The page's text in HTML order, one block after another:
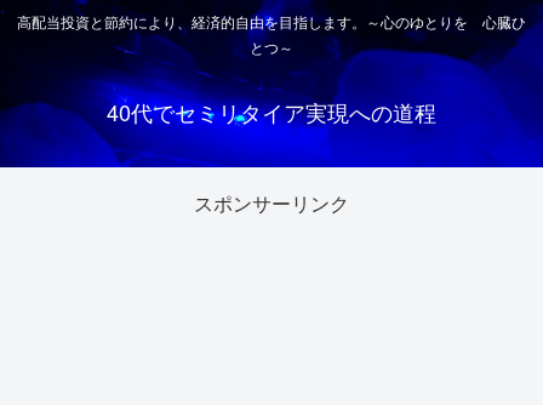
高配当投資と節約により、経済的自由を目指します。～心のゆとりを 心臓ひ
とつ～
40代でセミリタイア実現への道程
スポンサーリンク